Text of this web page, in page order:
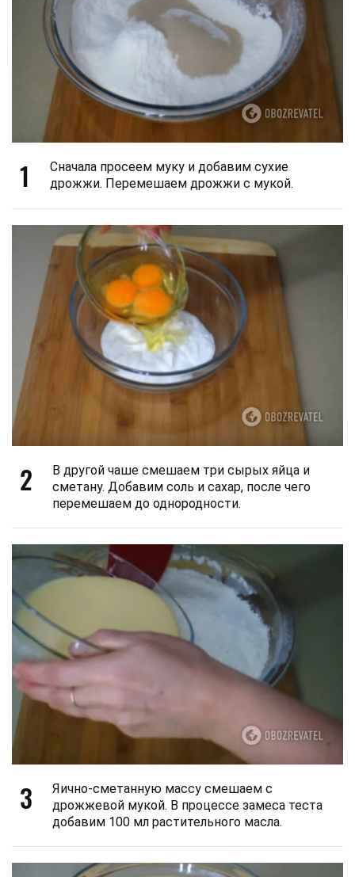
1
Сначала просеем муку и добавим сухие
дрожжи. Перемешаем дрожжи с мукой.
2
В другой чаше смешаем три сырых яйца и
сметану. Добавим соль и сахар, после чего
перемешаем до однородности.
3
Яично-сметанную массу смешаем с
дрожжевой мукой. В процессе замеса теста
добавим 100 мл растительного масла.